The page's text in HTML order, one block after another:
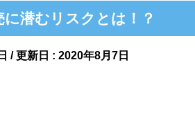
に潜むリスクとは！？
/ 更新日 : 2020年8月7日